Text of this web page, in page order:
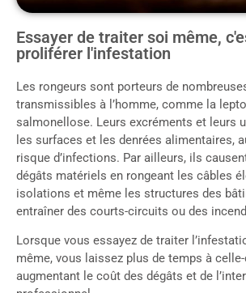
Essayer de traiter soi même,
proliférer l'infestation
Les rongeurs sont porteurs de
transmissibles à l’homme, comme la
salmonellose. Leurs excréments et leurs
les surfaces et les denrées alimentaires,
risque d’infections. Par ailleurs, ils
dégâts matériels en rongeant les câbles
isolations et même les structures des
entraîner des courts-circuits ou des
Lorsque vous essayez de traiter
même, vous laissez plus de temps à
augmentant le coût des dégâts et de